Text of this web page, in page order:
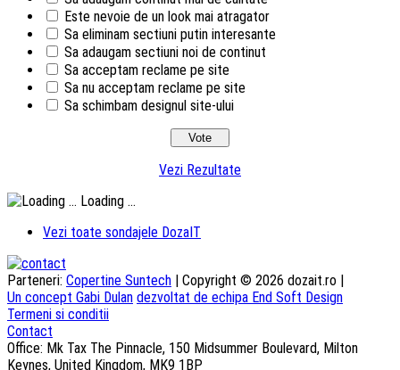
Este nevoie de un look mai atragator
Sa eliminam sectiuni putin interesante
Sa adaugam sectiuni noi de continut
Sa acceptam reclame pe site
Sa nu acceptam reclame pe site
Sa schimbam designul site-ului
Vezi Rezultate
Loading ...
Vezi toate sondajele DozaIT
Parteneri: Copertine Suntech | Copyright © 2026 dozait.ro |
Un concept Gabi Dulan dezvoltat de echipa End Soft Design
Termeni si conditii
Contact
Office: Mk Tax The Pinnacle, 150 Midsummer Boulevard, Milton
Keynes, United Kingdom, MK9 1BP